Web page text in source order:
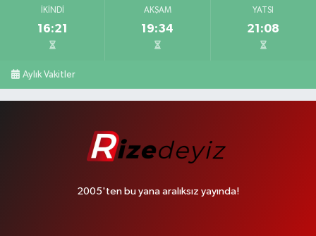
İKINDI
16:21
AKŞAM
19:34
YATSI
21:08
Aylık Vakitler
2005'ten bu yana aralıksız yayında!